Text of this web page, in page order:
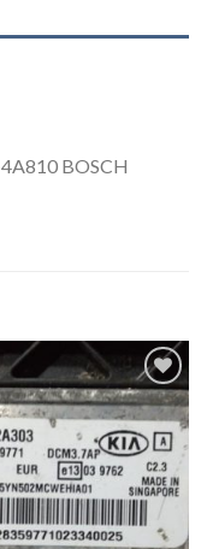
BOSCH
İstek
Listeme
Ekle